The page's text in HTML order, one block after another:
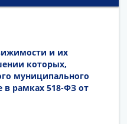
и их
которых,
муниципального
в рамках 518-ФЗ от